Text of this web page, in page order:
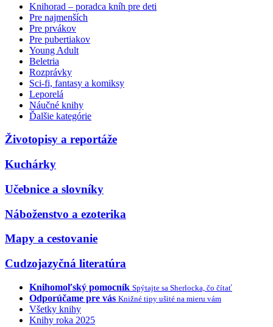
Knihorad – poradca kníh pre deti
Pre najmenších
Pre prvákov
Pre pubertiakov
Young Adult
Beletria
Rozprávky
Sci-fi, fantasy a komiksy
Leporelá
Náučné knihy
Ďalšie kategórie
Životopisy a reportáže
Kuchárky
Učebnice a slovníky
Náboženstvo a ezoterika
Mapy a cestovanie
Cudzojazyčná literatúra
Knihomoľský pomocník Spýtajte sa Sherlocka, čo čítať
Odporúčame pre vás Knižné tipy ušité na mieru vám
Všetky knihy
Knihy roka 2025